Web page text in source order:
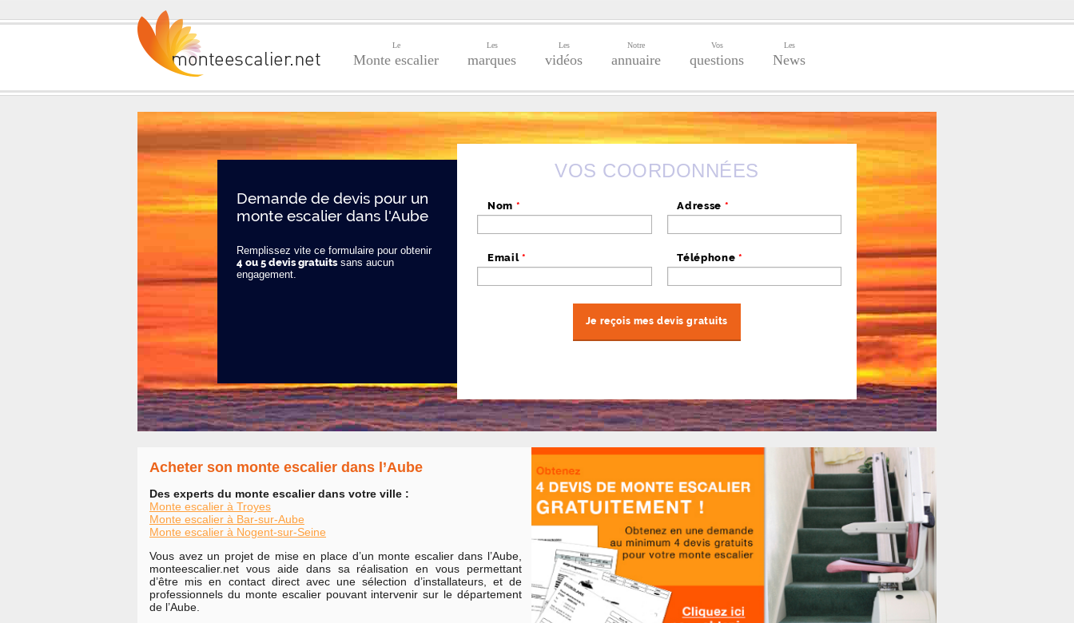
Le
Monte escalier
Les
marques
Les
vidéos
Notre
annuaire
Vos
questions
Les
News
Demande de devis pour un
monte escalier dans l'Aube
Remplissez vite ce formulaire pour obtenir
4 ou 5 devis gratuitssans aucun
engagement.
VOS COORDONNÉES
Nom *
Email *
Adresse *
Téléphone *
Acheter son monte escalier dans l’Aube
Des experts du monte escalier dans votre ville :
Monte escalier à Troyes
Monte escalier à Bar-sur-Aube
Monte escalier à Nogent-sur-Seine
Vous avez un projet de mise en place d’un monte escalier dans l’Aube,
monteescalier.net vous aide dans sa réalisation en vous permettant
d’être mis en contact direct avec une sélection d’installateurs, et de
professionnels du monte escalier pouvant intervenir sur le département
de l’Aube.